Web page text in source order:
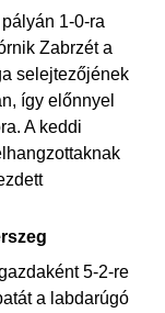
1-0-ra
Zabrzét a
selejtezőjének
így előnnyel
A keddi
5-2-re
a labdarúgó